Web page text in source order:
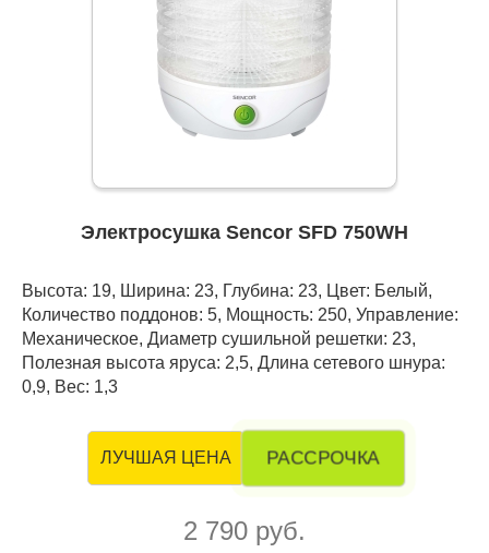
Электросушка Sencor SFD 750WH
Высота: 19, Ширина: 23, Глубина: 23, Цвет: Белый,
Количество поддонов: 5, Мощность: 250, Управление:
Механическое, Диаметр сушильной решетки: 23,
Полезная высота яруса: 2,5, Длина сетевого шнура:
0,9, Вес: 1,3
ЛУЧШАЯ ЦЕНА РАССРОЧКА
2 790 руб.